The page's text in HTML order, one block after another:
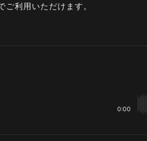
ご利用いただけます。
0:00